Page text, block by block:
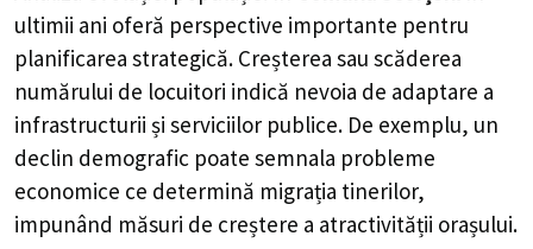
ultimii ani oferă perspective importante pentru
planificarea strategică. Creșterea sau scăderea
numărului de locuitori indică nevoia de adaptare a
infrastructurii și serviciilor publice. De exemplu, un
declin demografic poate semnala probleme
economice ce determină migrația tinerilor,
impunând măsuri de creștere a atractivității orașului.